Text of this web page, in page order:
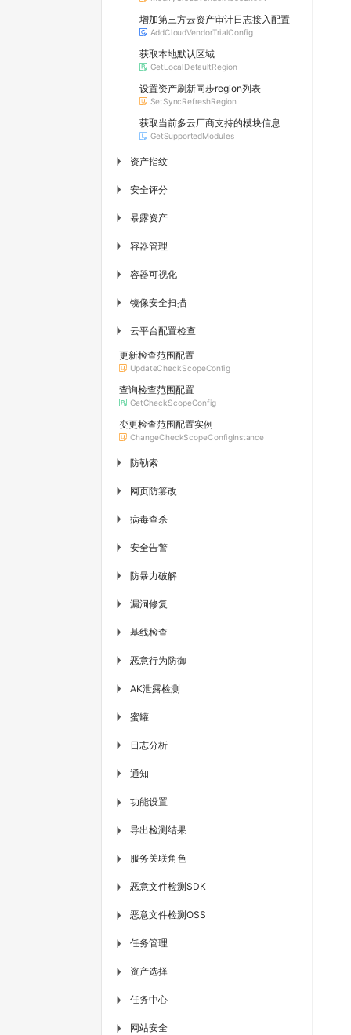
增加第三方云资产审计日志接入配置
AddCloudVendorTrialConfig
获取本地默认区域
GetLocalDefaultRegion
设置资产刷新同步region列表
SetSyncRefreshRegion
获取当前多云厂商支持的模块信息
GetSupportedModules
▶ 资产指纹
▶ 安全评分
▶ 暴露资产
▶ 容器管理
▶ 容器可视化
▶ 镜像安全扫描
▶ 云平台配置检查
更新检查范围配置
UpdateCheckScopeConfig
查询检查范围配置
GetCheckScopeConfig
变更检查范围配置实例
ChangeCheckScopeConfigInstance
▶ 防勒索
▶ 网页防篡改
▶ 病毒查杀
▶ 安全告警
▶ 防暴力破解
▶ 漏洞修复
▶ 基线检查
▶ 恶意行为防御
▶ AK泄露检测
▶ 蜜罐
▶ 日志分析
▶ 通知
▶ 功能设置
▶ 导出检测结果
▶ 服务关联角色
▶ 恶意文件检测SDK
▶ 恶意文件检测OSS
▶ 任务管理
▶ 资产选择
▶ 任务中心
▶ 网站安全